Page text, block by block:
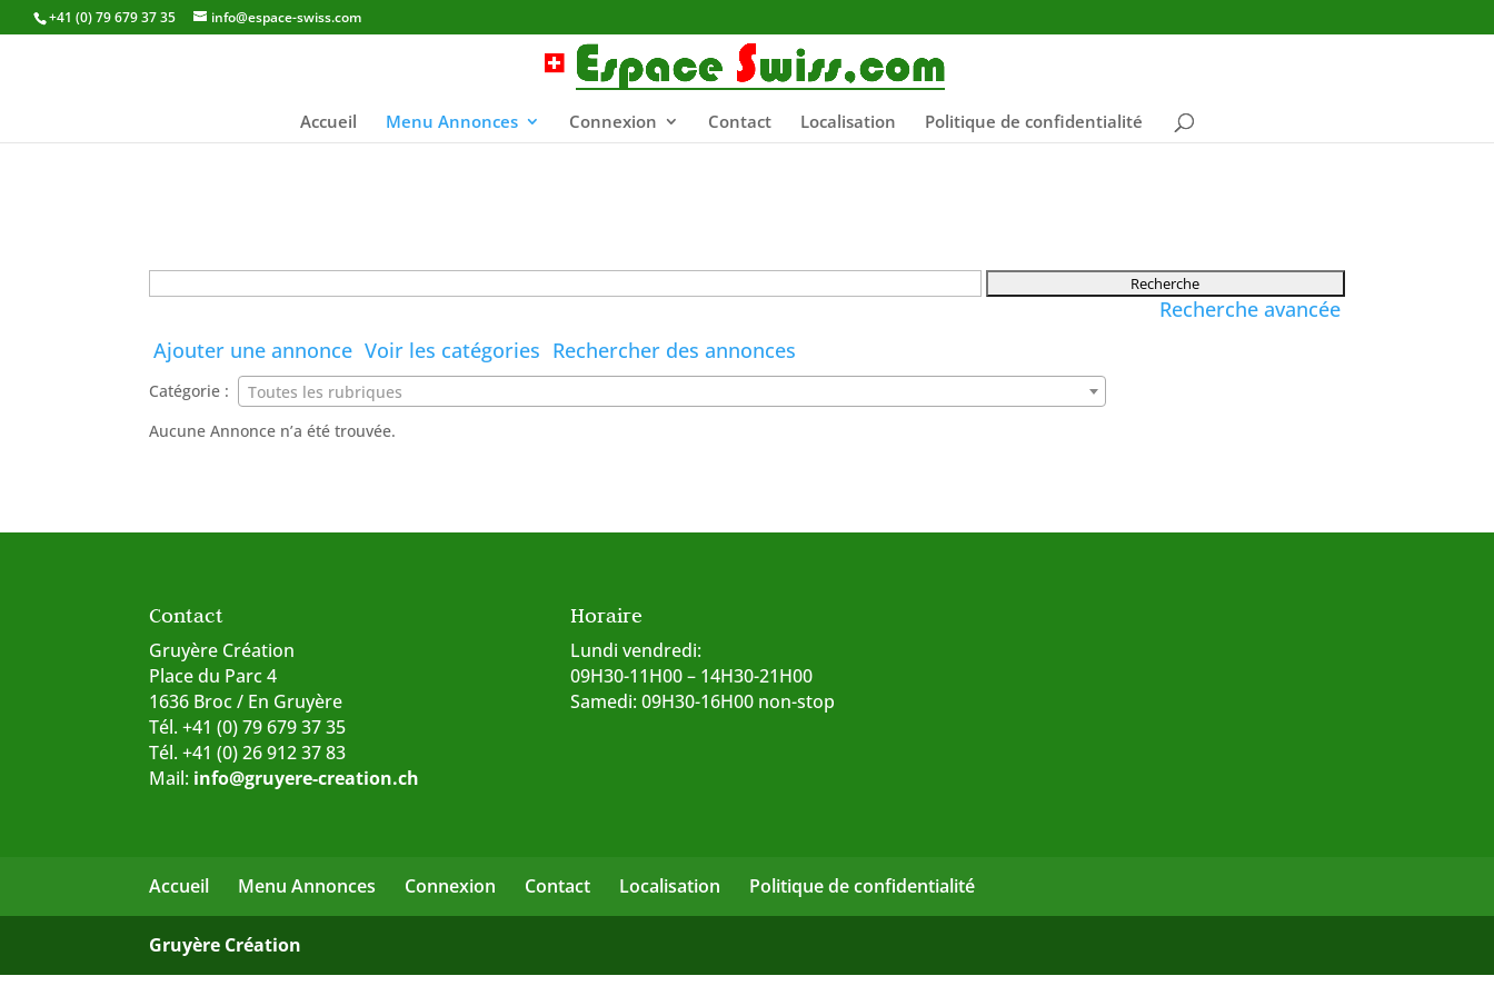
+41 (0) 79 679 37 35 info@espace-swiss.com
Accueil Menu Annonces Connexion Contact Localisation Politique de confidentialité
Recherche avancée
Ajouter une annonce Voir les catégories Rechercher des annonces
Catégorie :
Toutes les rubriques
Aucune Annonce n’a été trouvée.
Contact
Gruyère Création
Place du Parc 4
1636 Broc / En Gruyère
Tél. +41 (0) 79 679 37 35
Tél. +41 (0) 26 912 37 83
Mail: info@gruyere-creation.ch
Horaire
Lundi vendredi:
09H30-11H00 – 14H30-21H00
Samedi: 09H30-16H00 non-stop
Accueil Menu Annonces Connexion Contact Localisation Politique de confidentialité
Gruyère Création